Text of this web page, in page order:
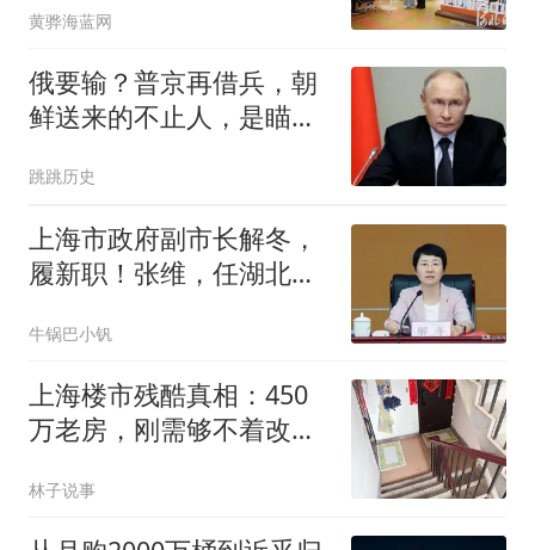
打造一流营商环境
黄骅海蓝网
俄要输？普京再借兵，朝
鲜送来的不止人，是瞄准
跳跳历史
上海市政府副市长解冬，
履新职！张维，任湖北省
牛锅巴小钒
上海楼市残酷真相：450
万老房，刚需够不着改善
林子说事